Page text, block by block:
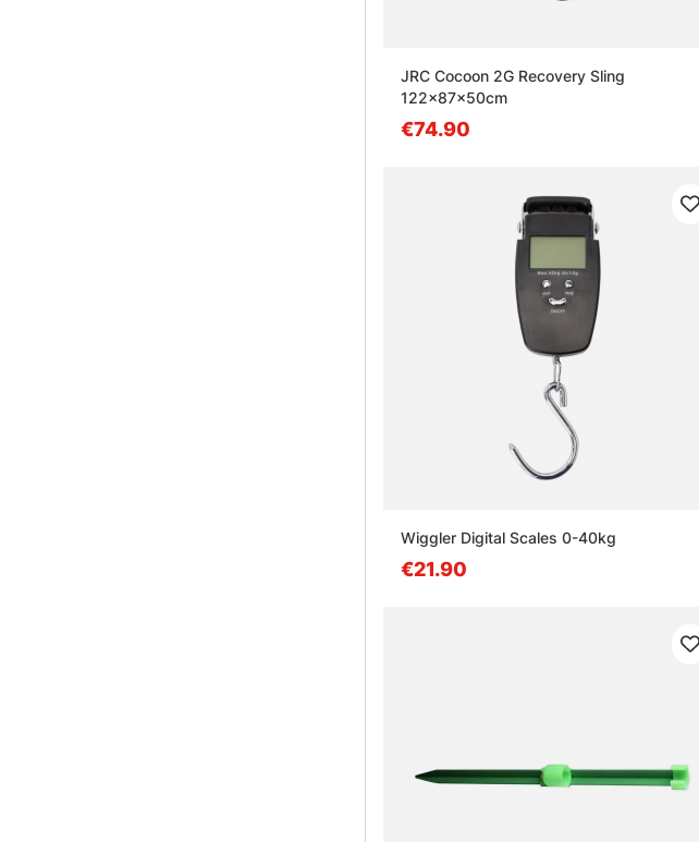
JRC Cocoon 2G Recovery Sling
122x87x50cm
€74.90
Wiggler Digital Scales 0-40kg
€21.90